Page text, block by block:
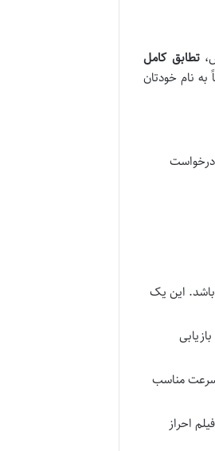
تطابق کامل
نام خودتان
این یک
سرعت مناسب
احراز